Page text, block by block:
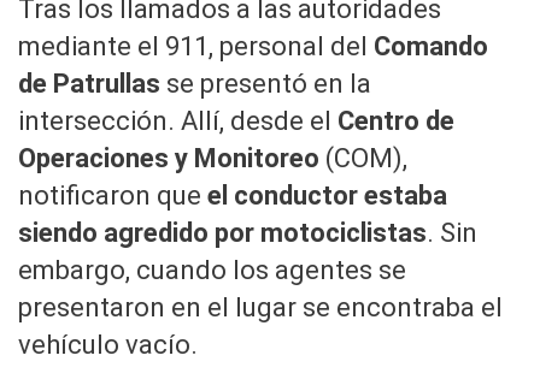
Tras los llamados a las autoridades
mediante el 911, personal del Comando
de Patrullas se presentó en la
intersección. Allí, desde el Centro de
Operaciones y Monitoreo (COM),
notificaron que el conductor estaba
siendo agredido por motociclistas. Sin
embargo, cuando los agentes se
presentaron en el lugar se encontraba el
vehículo vacío.